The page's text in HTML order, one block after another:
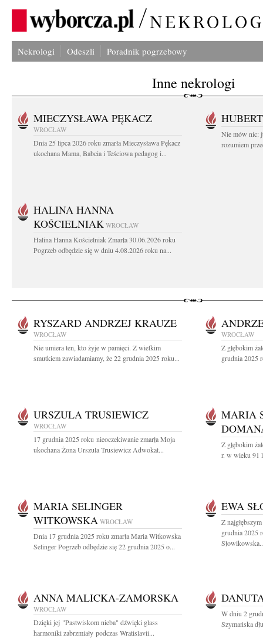
Nekrologi Odeszli Poradnik pogrzebowy
Inne nekrologi
MIECZYSŁAWA PĘKACZ
WROCŁAW
Dnia 25 lipca 2026 roku zmarła Mieczysława Pękacz
ukochana Mama, Babcia i Teściowa pedagog i...
Nie mów nic:
rozumiem
HALINA HANNA
KOŚCIELNIAK WROCŁAW
Halina Hanna Kościelniak Zmarła 30.06.2026 roku
Pogrzeb odbędzie się w dniu 4.08.2026 roku na...
RYSZARD ANDRZEJ KRAUZE
WROCŁAW
Nie umiera ten, kto żyje w pamięci. Z wielkim
smutkiem zawiadamiamy, że 22 grudnia 2025 roku...
WROCŁAW
Z głębokim
grudnia 2025
URSZULA TRUSIEWICZ
WROCŁAW
17 grudnia 2025 roku nieoczekiwanie zmarła Moja
ukochana Żona Urszula Trusiewicz Adwokat...
MARIA
Z głębokim
r. w wieku 91
MARIA SELINGER
WITKOWSKA WROCŁAW
Dnia 17 grudnia 2025 roku zmarła Maria Witkowska
Selinger Pogrzeb odbędzie się 22 grudnia 2025 o...
EWA
Z
grudnia 2025
ANNA MALICKA-ZAMORSKA
WROCŁAW
Dzięki jej "Pastwiskom nieba" dźwięki glass
harmoniki zabrzmiały podczas Wratislavii...
W dniu 2
Szymańska